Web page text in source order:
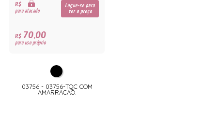
R$
para atacado
Logue-se para
ver o preço
R$70,00
para uso próprio
03756 - 03756-TQC COM
AMARRACAO.